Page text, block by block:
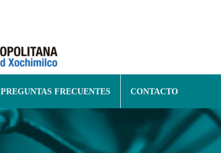
PREGUNTAS FRECUENTES CONTACTO